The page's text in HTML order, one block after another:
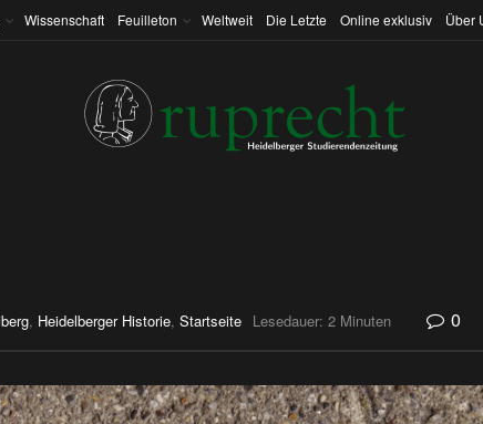
Wissenschaft Feuilleton Weltweit Die Letzte Online exklusiv Über
, Heidelberger Historie, Startseite Lesedauer: 2 Minuten 0